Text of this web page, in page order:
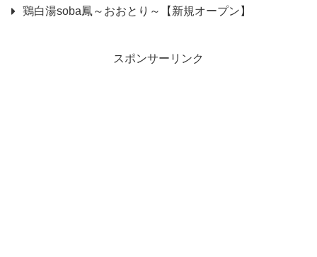
鶏白湯soba鳳～おおとり～【新規オープン】
スポンサーリンク